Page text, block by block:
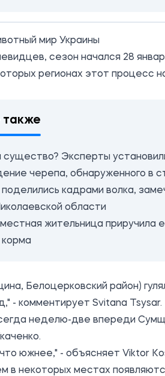
мир Украины
сезон начался 28
регионах этот процесс
также
существо? Эксперты
черепа, обнаруженного в
кадрами волка,
области
жительница приручила
корма
Белоцерковский район)
- комментирует Svitana Tsysar.
неделю-две впереди
южнее," - объясняет Viktor
в некоторых местах